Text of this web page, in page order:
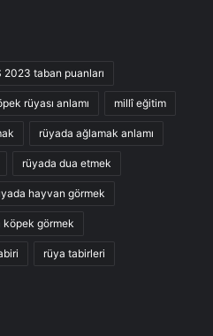
2023 taban puanları
rüyası anlamı millî eğitim
rüyada ağlamak anlamı
rüyada dua etmek
hayvan görmek
köpek görmek
rüya tabirleri